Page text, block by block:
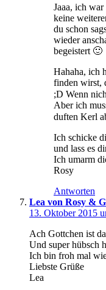
Jaaa, ich war
keine
du schon
wieder
begeistert 🙂
Hahaha, ich
finden wirst,
;D Wenn
Aber ich
duften Kerl
Ich schicke
und lass es
Ich umarm
Rosy
Antworten
Lea von Rosy &
13. Oktober 2015
Ach Gottchen ist
Und super hübsch
Ich bin froh mal
Liebste Grüße
Lea